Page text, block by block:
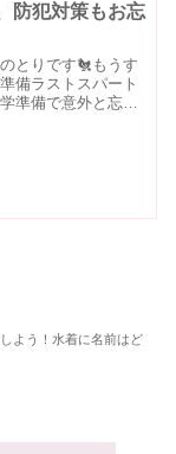
防犯対策もお忘
とりです🐔もうす
備ラストスパート
準備で意外と忘れ
よう！水着に名前はど